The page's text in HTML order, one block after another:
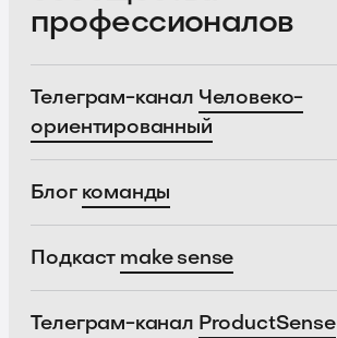
профессионалов
Телеграм-канал Человеко-
ориентированный
Блог команды
Подкаст make sense
Телеграм-канал ProductSense